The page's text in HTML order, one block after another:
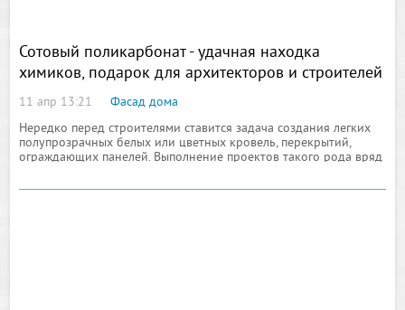
Сотовый поликарбонат - удачная находка
химиков, подарок для архитекторов и строителей
11 апр 13:21
Фасад дома
Нередко перед строителями ставится задача создания легких
полупрозрачных белых или цветных кровель, перекрытий,
ограждающих панелей. Выполнение проектов такого рода вряд